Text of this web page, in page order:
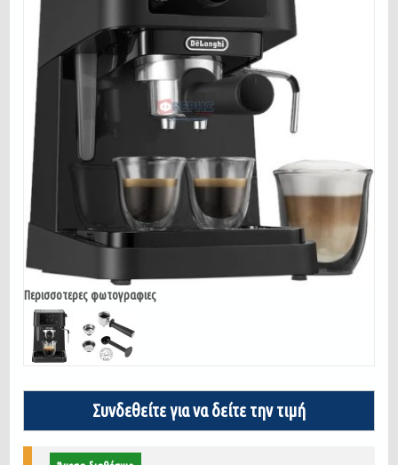
Περισσοτερες φωτογραφιες
Συνδεθείτε για να δείτε την τιμή